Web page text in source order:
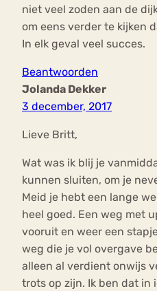
niet veel zoden aan de
om eens verder te kijken
In elk geval veel succes.
Beantwoorden
Jolanda Dekker
3 december, 2017
Lieve Britt,
Wat was ik blij je
kunnen sluiten, om je
Meid je hebt een lange
heel goed. Een weg met
vooruit en weer een
weg die je vol overgave
alleen al verdient onwijs
trots op zijn. Ik ben dat in